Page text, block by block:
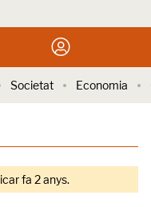
Societat Economia
fa 2 anys.